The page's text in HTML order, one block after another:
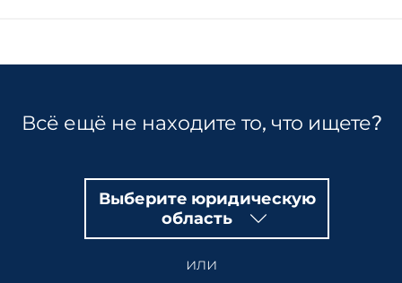
Всё ещё не находите то, что ищете?
Выберите юридическую
область
или